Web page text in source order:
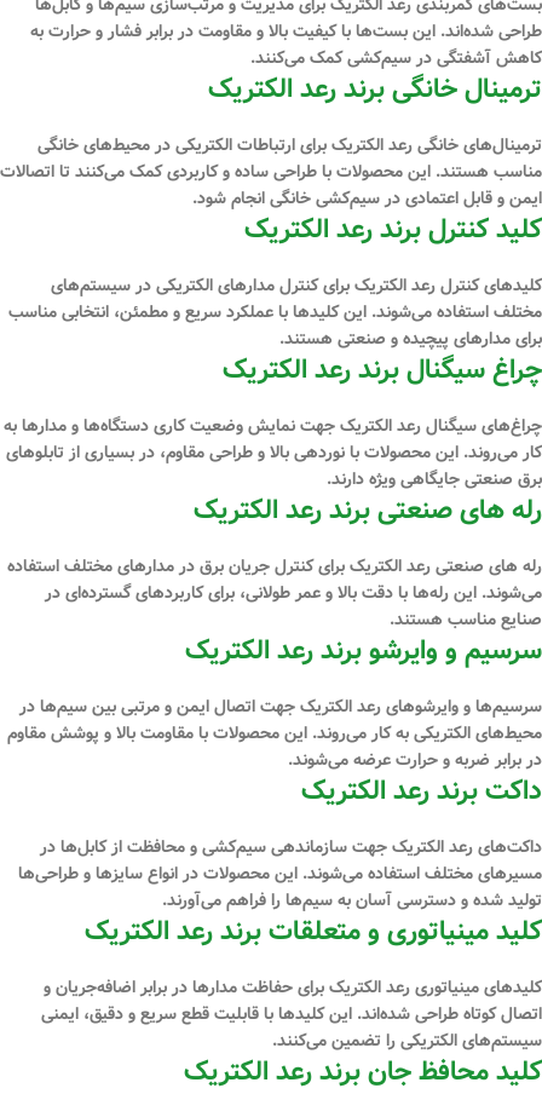
طراحی شده‌اند. این بست‌ها با کیفیت بالا و مقاومت در برابر فشار و حرارت به
کاهش آشفتگی در سیم‌کشی کمک می‌کنند.
ترمینال خانگی برند رعد الکتریک
ترمینال‌های خانگی رعد الکتریک برای ارتباطات الکتریکی در محیط‌های خانگی
مناسب هستند. این محصولات با طراحی ساده و کاربردی کمک می‌کنند تا اتصالات
ایمن و قابل اعتمادی در سیم‌کشی خانگی انجام شود.
کلید کنترل برند رعد الکتریک
کلیدهای کنترل رعد الکتریک برای کنترل مدارهای الکتریکی در سیستم‌های
مختلف استفاده می‌شوند. این کلیدها با عملکرد سریع و مطمئن، انتخابی مناسب
برای مدارهای پیچیده و صنعتی هستند.
چراغ سیگنال برند رعد الکتریک
چراغ‌های سیگنال رعد الکتریک جهت نمایش وضعیت کاری دستگاه‌ها و مدارها به
کار می‌روند. این محصولات با نوردهی بالا و طراحی مقاوم، در بسیاری از تابلوهای
برق صنعتی جایگاهی ویژه دارند.
رله ‌های صنعتی برند رعد الکتریک
رله ‌های صنعتی رعد الکتریک برای کنترل جریان برق در مدارهای مختلف استفاده
می‌شوند. این رله‌ها با دقت بالا و عمر طولانی، برای کاربردهای گسترده‌ای در
صنایع مناسب هستند.
سرسیم و وایرشو برند رعد الکتریک
سرسیم‌ها و وایرشوهای رعد الکتریک جهت اتصال ایمن و مرتبی بین سیم‌ها در
محیط‌های الکتریکی به کار می‌روند. این محصولات با مقاومت بالا و پوشش مقاوم
در برابر ضربه و حرارت عرضه می‌شوند.
داکت برند رعد الکتریک
داکت‌های رعد الکتریک جهت سازماندهی سیم‌کشی و محافظت از کابل‌ها در
مسیرهای مختلف استفاده می‌شوند. این محصولات در انواع سایزها و طراحی‌ها
تولید شده و دسترسی آسان به سیم‌ها را فراهم می‌آورند.
کلید مینیاتوری و متعلقات برند رعد الکتریک
کلیدهای مینیاتوری رعد الکتریک برای حفاظت مدارها در برابر اضافه‌جریان و
اتصال کوتاه طراحی شده‌اند. این کلیدها با قابلیت قطع سریع و دقیق، ایمنی
سیستم‌های الکتریکی را تضمین می‌کنند.
کلید محافظ جان برند رعد الکتریک